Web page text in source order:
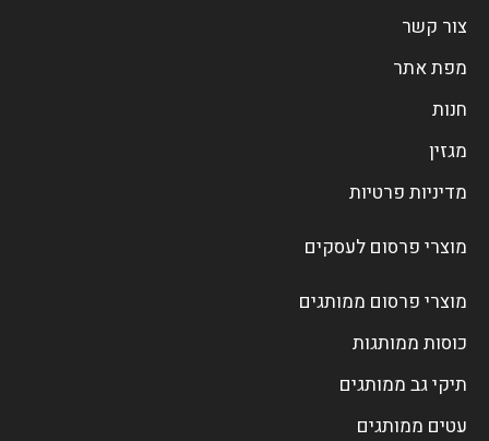
צור קשר
מפת אתר
חנות
מגזין
מדיניות פרטיות
מוצרי פרסום לעסקים
מוצרי פרסום ממותגים
כוסות ממותגות
תיקי גב ממותגים
עטים ממותגים